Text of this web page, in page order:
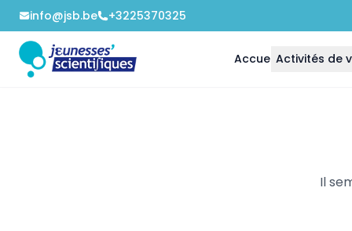
info@jsb.be +3225370325
Accueil Activités de
Il